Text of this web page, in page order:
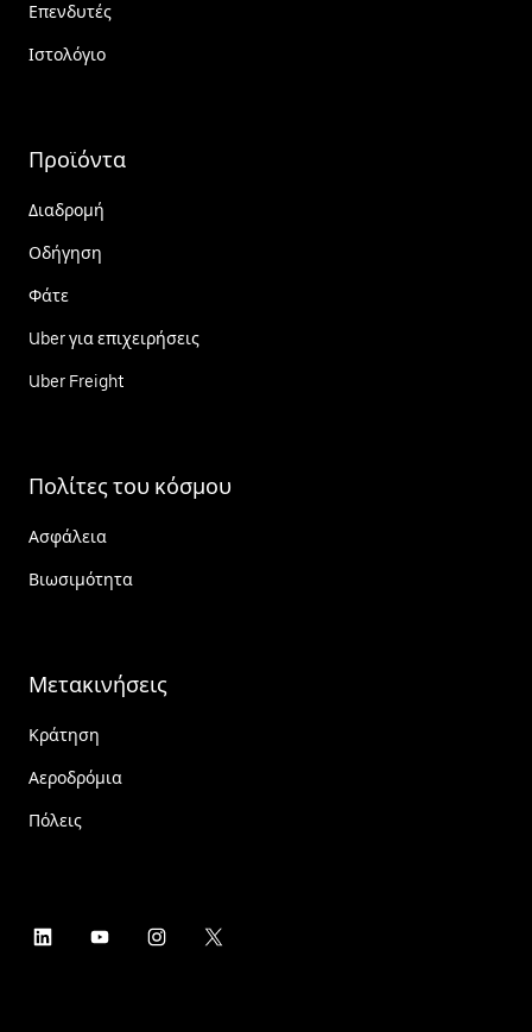
Επενδυτές
Ιστολόγιο
Προϊόντα
Διαδρομή
Οδήγηση
Φάτε
Uber για επιχειρήσεις
Uber Freight
Πολίτες του κόσμου
Ασφάλεια
Βιωσιμότητα
Μετακινήσεις
Κράτηση
Αεροδρόμια
Πόλεις